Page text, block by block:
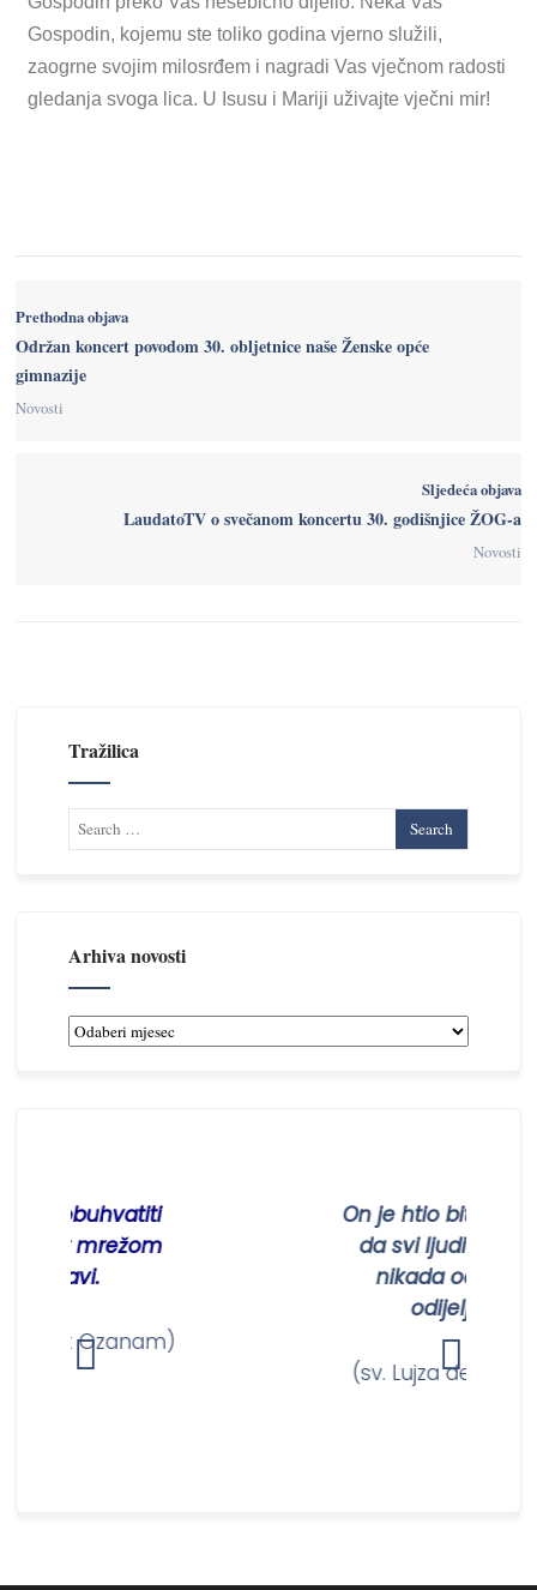
Gospodin, kojemu ste toliko godina vjerno služili,
zaogrne svojim milosrđem i nagradi Vas vječnom radosti
gledanja svoga lica. U Isusu i Mariji uživajte vječni mir!
Prethodna objava
Održan koncert povodom 30. obljetnice naše Ženske opće
gimnazije
Novosti
Sljedeća objava
LaudatoTV o svečanom koncertu 30. godišnjice ŽOG-a
Novosti
Tražilica
Arhiva novosti
mrežom
Ozanam)
On je htio biti na Zemlji
da svi ljudi ne budu
nikada od Njega
odijeljeni.
(sv. Lujza de Marillac)